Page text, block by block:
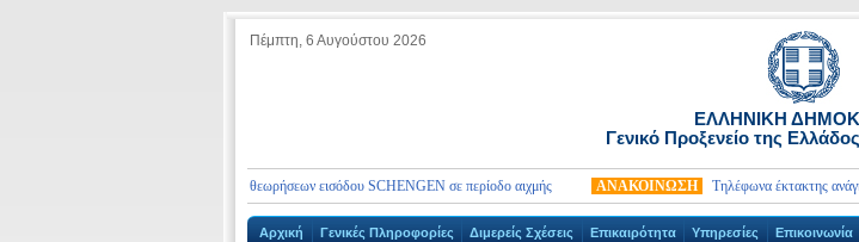
Πέμπτη, 6 Αυγούστου 2026
ΕΛΛΗΝΙΚΗ
Γενικό Προξενείο της
Ορισμός ραντεβού για την υποβολή θεωρήσεων εισόδου SCHENGEN σε περίοδο αιχμής ΑΝΑΚΟΙΝΩΣΗ Τηλέφωνα έκτακτης ανάγκης
Αρχική Γενικές Πληροφορίες Διμερείς Σχέσεις Επικαιρότητα Υπηρεσίες Επικοινωνία